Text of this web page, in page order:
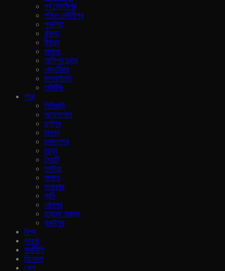
পূর্ব মেদিনীপুর
পশ্চিম মেদিনীপুর
পুরুলিয়া
বাঁকুড়া
বীরভুম
মালদহ
আলিপুর দুয়ার
কোচবিহার
জলপাইগুড়ি
দার্জিলিং
শহর
শিলিগুড়ি
আসানসোল
দুর্গাপুর
হাওড়া
চনন্দননগর
চুচুড়া
নৈহাটি
হলদিয়া
মালদহ
বহরমপুর
কান্দি
বোলপুর
ডায়মন্ড হারবার
বারুইপুর
বিশ্ব
ব‍্যবসা
অর্থনীতি
বিনোদন
খেলা